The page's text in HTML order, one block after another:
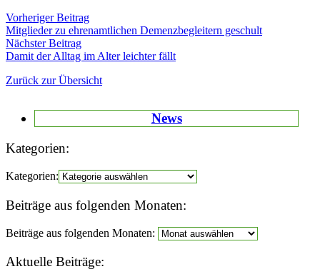
Vorheriger Beitrag
Mitglieder zu ehrenamtlichen Demenzbegleitern geschult
Nächster Beitrag
Damit der Alltag im Alter leichter fällt
Zurück zur Übersicht
News
Kategorien:
Kategorien:
Beiträge aus folgenden Monaten:
Beiträge aus folgenden Monaten:
Aktuelle Beiträge: